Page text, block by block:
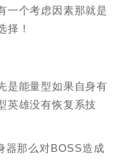
一个考虑因素那就是
择！
是能量型如果自身有
英雄没有恢复系技
器那么对BOSS造成